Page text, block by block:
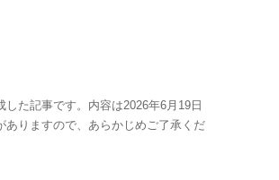
た記事です。内容は2026年6月19日
りますので、あらかじめご了承くだ